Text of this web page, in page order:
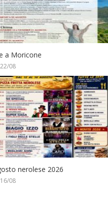
a Moricone
08
nerolese 2026
08